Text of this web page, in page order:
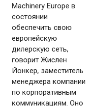
Machinery Europe в
состоянии
обеспечить свою
европейскую
дилерскую сеть,
говорит Жислен
Йонкер, заместитель
менеджера компании
по корпоративным
коммуникациям. Оно